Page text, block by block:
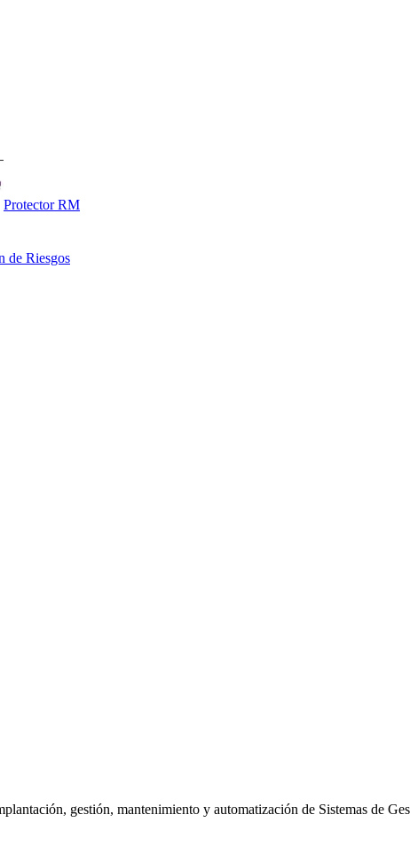
Protector RM
de Riesgos
gestión, mantenimiento y automatización de Sistemas de